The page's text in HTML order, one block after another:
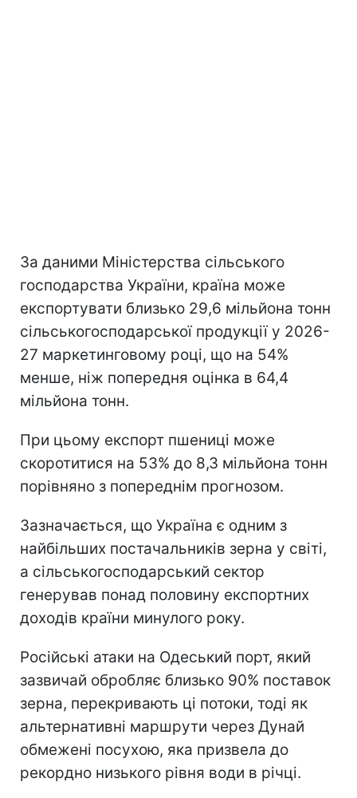
За даними Міністерства сільського
господарства України, країна може
експортувати близько 29,6 мільйона тонн
сільськогосподарської продукції у 2026-
27 маркетинговому році, що на 54%
менше, ніж попередня оцінка в 64,4
мільйона тонн.
При цьому експорт пшениці може
скоротитися на 53% до 8,3 мільйона тонн
порівняно з попереднім прогнозом.
Зазначається, що Україна є одним з
найбільших постачальників зерна у світі,
а сільськогосподарський сектор
генерував понад половину експортних
доходів країни минулого року.
Російські атаки на Одеський порт, який
зазвичай обробляє близько 90% поставок
зерна, перекривають ці потоки, тоді як
альтернативні маршрути через Дунай
обмежені посухою, яка призвела до
рекордно низького рівня води в річці.